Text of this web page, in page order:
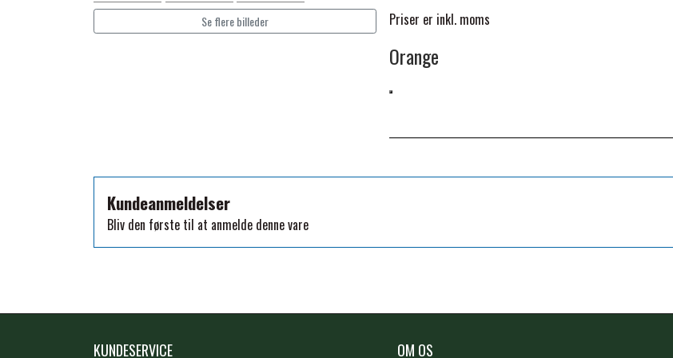
Se flere billeder Priser er inkl. moms
Orange
Kundeanmeldelser
Bliv den første til at anmelde denne vare
KUNDESERVICE OM OS